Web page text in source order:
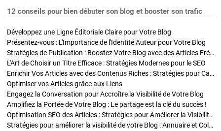
12 conseils pour bien débuter son blog et booster son trafic
Développez une Ligne Éditoriale Claire pour Votre Blog
Présentez-vous : L'Importance de l'Identité Auteur pour Votre Blog
Stratégies de Publication : Boostez Votre Blog avec des Articles Fréquents et Exclusifs
L'Art de Choisir un Titre Efficace : Stratégies Modernes pour le SEO
Enrichir Vos Articles avec des Contenus Riches : Stratégies pour Captiver et Optimiser
Optimiser vos Articles grâce aux Liens
Engagez la Conversation pour Accroître la Visibilité de Votre Blog
Amplifiez la Portée de Votre Blog : Le partage est la clé du succès !
Optimisation SEO des Articles : Stratégies pour Améliorer la Visibilité de Votre Blog
Stratégies pour améliorer la visibilité de votre Blog : Annuaire et Collaborations